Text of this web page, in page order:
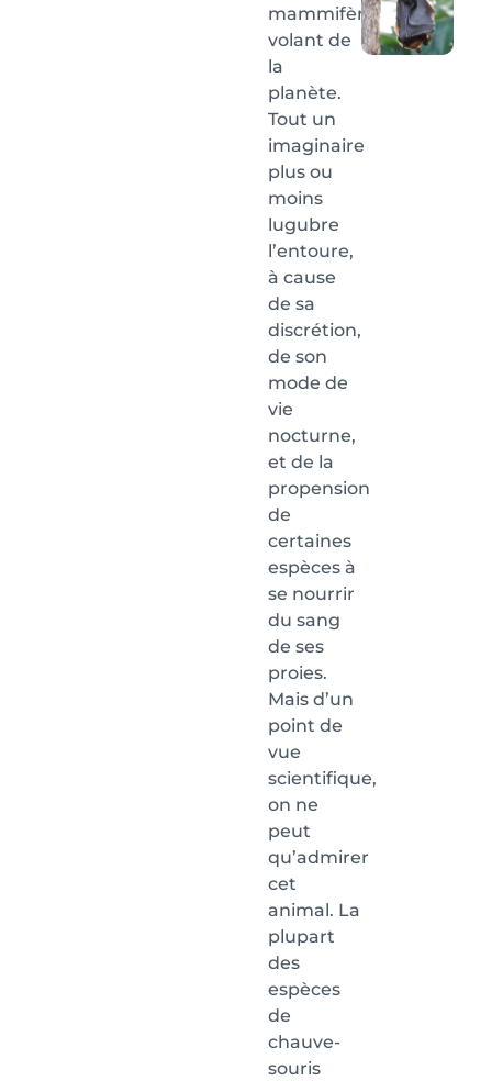
mammifère
volant de
la
planète.
Tout un
imaginaire
plus ou
moins
lugubre
l’entoure,
à cause
de sa
discrétion,
de son
mode de
vie
nocturne,
et de la
propension
de
certaines
espèces à
se nourrir
du sang
de ses
proies.
Mais d’un
point de
vue
scientifique,
on ne
peut
qu’admirer
cet
animal. La
plupart
des
espèces
de
chauve-
souris